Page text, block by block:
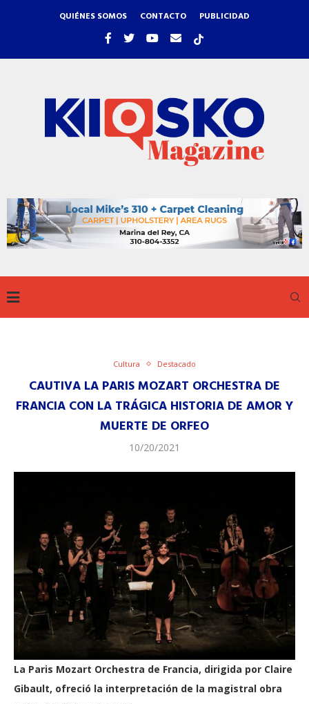
QUIÉNES SOMOS CONTACTO PUBLICIDAD
Cultura Destacado
CAUTIVA LA PARIS MOZART ORCHESTRA DE
FRANCIA CON LA TRÁGICA HISTORIA DE AMOR Y
MUERTE DE ORFEO
10/20/2021
La Paris Mozart Orchestra de Francia, dirigida por Claire
Gibault, ofreció la interpretación de la magistral obra